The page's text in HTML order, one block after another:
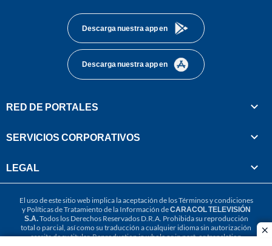
Descarga nuestra app en
Descarga nuestra app en
RED DE PORTALES
SERVICIOS CORPORATIVOS
LEGAL
El uso de este sitio web implica la aceptación de losTérminos y condiciones
y Políticas de Tratamiento de la Información deCARACOL TELEVISIÓN
S.A.Todos los Derechos Reservados D.R.A. Prohibida su reproducción
total o parcial, así como su traducción a cualquier idioma sin autorización
escrita de su titular. Reproduction in whole or in part, or translation